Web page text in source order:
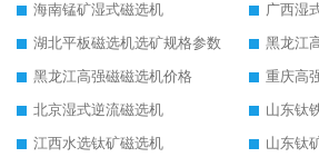
海南锰矿湿式磁选机
广西湿
湖北平板磁选机选矿规格参数
黑龙江
黑龙江高强磁磁选机价格
重庆高
北京湿式逆流磁选机
山东钛
江西水选钛矿磁选机
山东钛